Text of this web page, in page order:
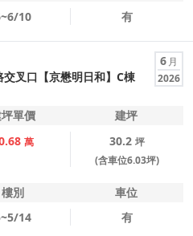
10 有
叉口【京懋明日和】C棟
6 月
2026
單價
建坪
萬 30.2 坪
(含車位6.03坪)
樓別
車位
14 有